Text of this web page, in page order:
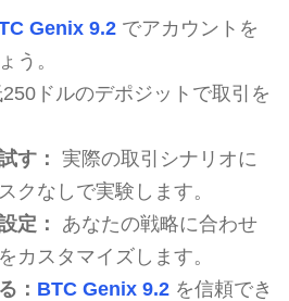
Genix 9.2でアカウントを
う。
ドルのデポジットで取引を
す： 実際の取引シナリオに
クなしで実験します。
定：
あなたの戦略に合わせ
カスタマイズします。
： BTC Genix 9.2を信頼でき